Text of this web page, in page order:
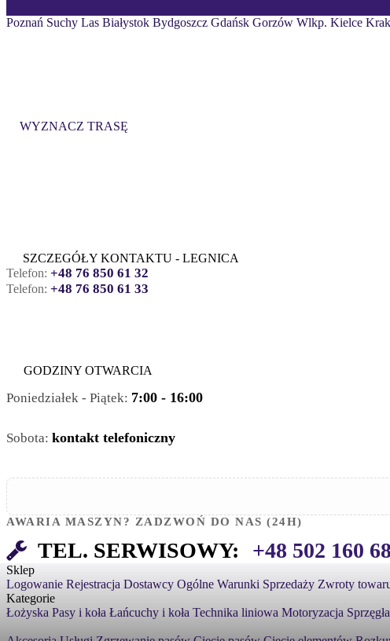
Poznań Suchy Las Białystok Bydgoszcz Gdańsk Gorzów Wlkp. Kielce
WYZNACZ TRASĘ
SZCZEGÓŁY KONTAKTU - LEGNICA
Telefon: +48 76 850 61 32
Telefon: +48 76 850 61 33
GODZINY OTWARCIA
Poniedziałek - Piątek: 7:00 - 16:00
Sobota: kontakt telefoniczny
AWARIA MASZYN? ZADZWOŃ DO NAS (24H)
TEL. SERWISOWY: +48 502 160
Sklep
Logowanie Rejestracja Dostawcy Ogólne Warunki Sprzedaży Zwroty
Kategorie
Łożyska Pasy i koła Łańcuchy i koła Technika liniowa Motoryzacja Sprzęgła